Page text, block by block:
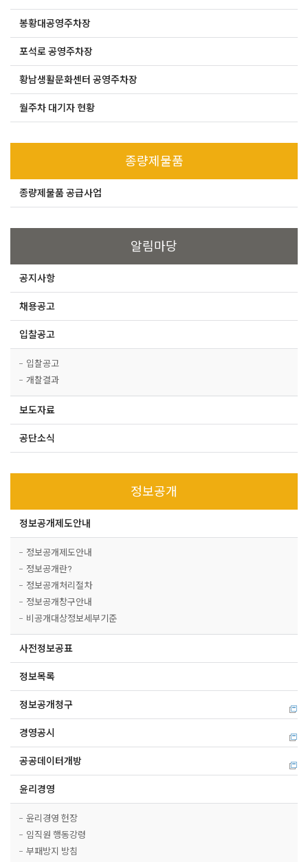
봉황대공영주차장
포석로 공영주차장
황남생활문화센터 공영주차장
월주차 대기자 현황
종량제물품
종량제물품 공급사업
알림마당
공지사항
채용공고
입찰공고
입찰공고
개찰결과
보도자료
공단소식
정보공개
정보공개제도안내
정보공개제도안내
정보공개란?
정보공개처리절차
정보공개창구안내
비공개대상정보세부기준
사전정보공표
정보목록
정보공개청구
경영공시
공공데이터개방
윤리경영
윤리경영 헌장
임직원 행동강령
부패방지 방침